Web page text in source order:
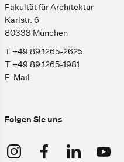
Fakultät für Architektur
Karlstr. 6
80333 München
T +49 89 1265-2625
T +49 89 1265-1981
E-Mail
Folgen Sie uns